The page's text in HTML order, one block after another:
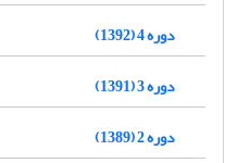
دوره 4 (1392)
دوره 3 (1391)
دوره 2 (1389)